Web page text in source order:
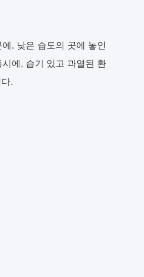
, 낮은 습도의 곳에 놓인
에, 습기 있고 과열된 환
.